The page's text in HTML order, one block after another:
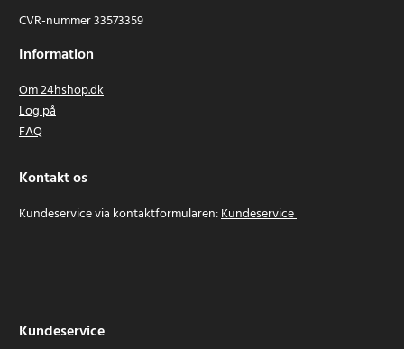
CVR-nummer 33573359
Information
Om 24hshop.dk
Log på
FAQ
Kontakt os
Kundeservice via kontaktformularen:Kundeservice
Kundeservice